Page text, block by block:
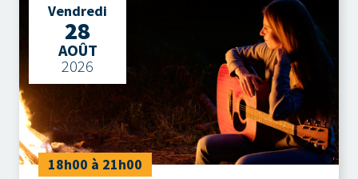
Vendredi
28
AOÛT
2026
18h00 à 21h00